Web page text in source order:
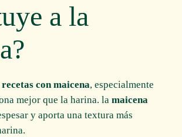
a la
recetas con maicena, especialmente
mejor que la harina. lamaicena
y aporta una textura más